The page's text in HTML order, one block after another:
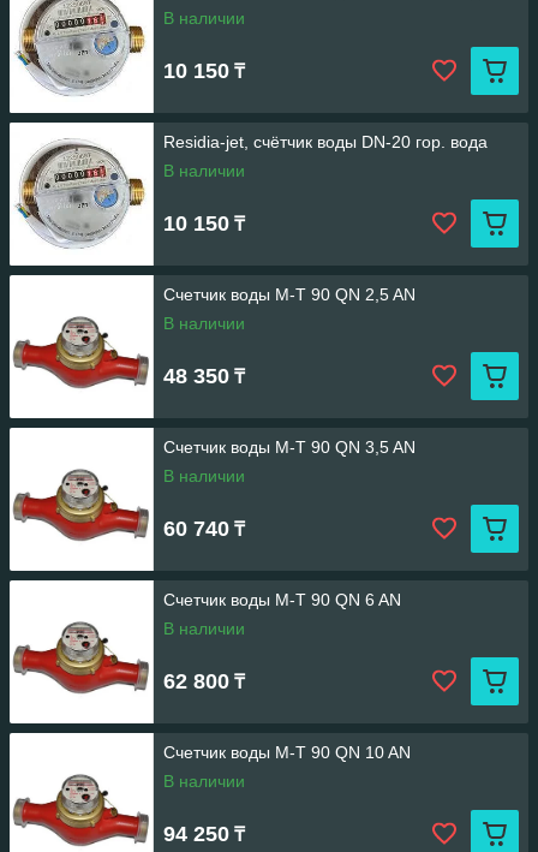
В наличии
10 150 ₸
Residia-jet, счётчик воды DN-20 гор. вода
В наличии
10 150 ₸
Счетчик воды M-T 90 QN 2,5 AN
В наличии
48 350 ₸
Счетчик воды M-T 90 QN 3,5 AN
В наличии
60 740 ₸
Счетчик воды M-T 90 QN 6 AN
В наличии
62 800 ₸
Счетчик воды M-T 90 QN 10 AN
В наличии
94 250 ₸